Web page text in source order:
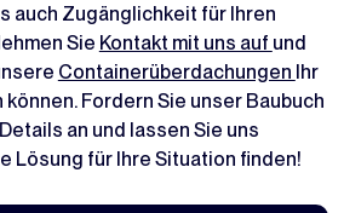
auch Zugänglichkeit für Ihren
Sie Kontakt mit uns auf und
Containerüberdachungen Ihr
Fordern Sie unser Baubuch
an und lassen Sie uns
Lösung für Ihre Situation finden!